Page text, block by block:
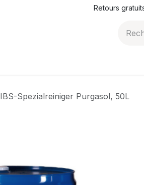
Retours
IBS-Spezialreiniger Purgasol, 50L